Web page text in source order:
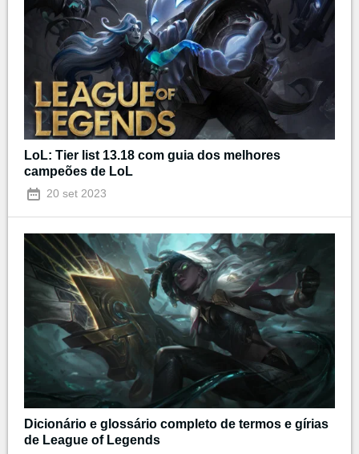
LoL: Tier list 13.18 com guia dos melhores
campeões de LoL
20 set 2023
Dicionário e glossário completo de termos e gírias
de League of Legends